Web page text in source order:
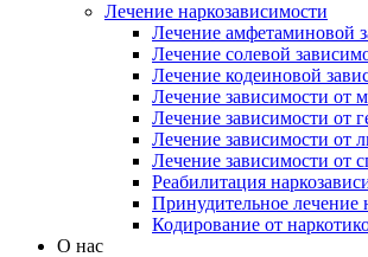
Лечение наркозависимости
Лечение амфетаминовой
Лечение солевой
Лечение кодеиновой
Лечение зависимости от
Лечение зависимости от
Лечение зависимости от
Лечение зависимости от
Реабилитация
Принудительное лечение
Кодирование от
О нас